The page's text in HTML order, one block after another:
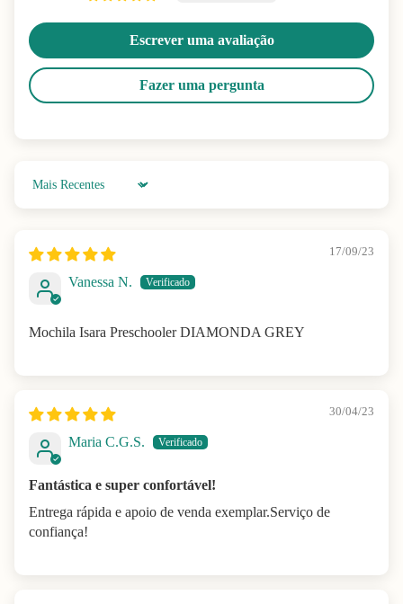
Escrever uma avaliação
Fazer uma pergunta
Sort by
17/09/23
Vanessa N.
Mochila Isara Preschooler DIAMONDA GREY
30/04/23
Maria C.G.S.
Fantástica e super confortável!
Entrega rápida e apoio de venda exemplar.Serviço de
confiança!